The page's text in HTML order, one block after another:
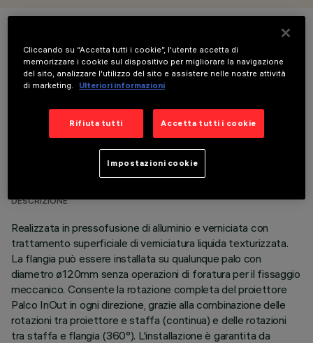
COLORE
DATI TECNICI
ULTIMO AGGIORNAMENTO: 14/01/2026
DESCRIZIONE
Realizzata in pressofusione di alluminio e verniciata con
trattamento superficiale di verniciatura liquida texturizzata.
La flangia può essere installata su qualunque palo con
diametro ø120mm senza operazioni di foratura per il fissaggio
meccanico. Consente la rotazione completa del proiettore
Palco InOut in ogni direzione, grazie alla combinazione delle
rotazioni tra proiettore e staffa (continua) e delle rotazioni
tra staffa e flangia (360°). L'installazione è garantita da
Cliccando su “Accetta tutti i cookie”, l'utente accetta di
memorizzare i cookie sul dispositivo per migliorare la navigazione
del sito, analizzare l'utilizzo del sito e assistere nelle nostre attività
di marketing.
Ulteriori informazioni
Rifiuta tutti Accetta tutti i cookie
Impostazioni cookie